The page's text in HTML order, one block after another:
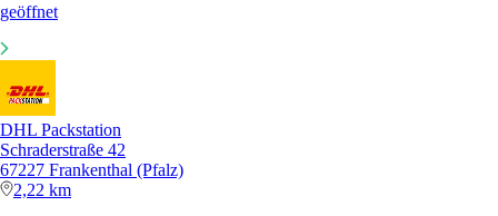
geöffnet
DHL Packstation
Schraderstraße 42
67227 Frankenthal (Pfalz)
2,22 km